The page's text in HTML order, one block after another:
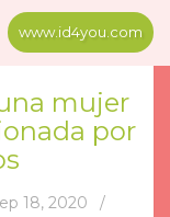
www.id4you.com
mujer
por
18, 2020
/